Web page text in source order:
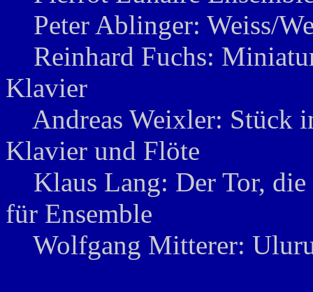
Peter Ablinger: Weiss/
Reinhard Fuchs:
Klavier
Andreas Weixler: Stück
Klavier und Flöte
Klaus Lang: Der Tor, die
für Ensemble
Wolfgang Mitterer: